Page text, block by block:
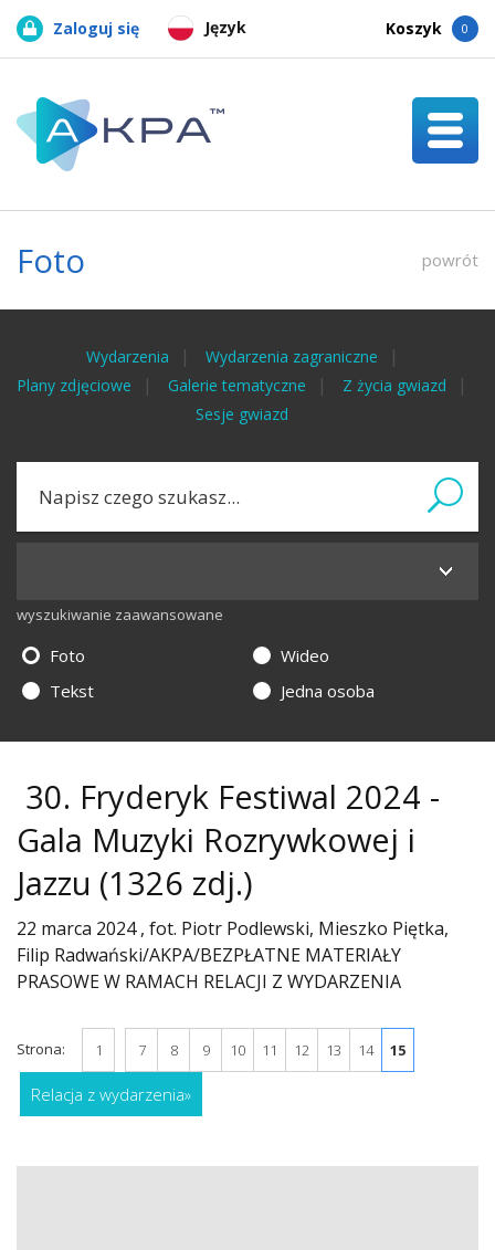
Język
Zaloguj się Koszyk 0
Foto powrót
Wydarzenia
Wydarzenia zagraniczne
Plany zdjęciowe
Galerie tematyczne
Z życia gwiazd
Sesje gwiazd
wyszukiwanie zaawansowane
Foto
Wideo
Tekst
Jedna osoba
30. Fryderyk Festiwal 2024 -
Gala Muzyki Rozrywkowej i
Jazzu (1326 zdj.)
22 marca 2024 , fot. Piotr Podlewski, Mieszko Piętka,
Filip Radwański/AKPA/BEZPŁATNE MATERIAŁY
PRASOWE W RAMACH RELACJI Z WYDARZENIA
Strona: 1 7 8 9 10 11 12 13 14 15
Relacja z wydarzenia»